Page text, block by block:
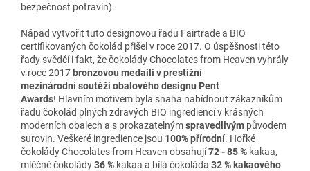
bezpečnost potravin).
Nápad vytvořit tuto designovou řadu Fairtrade a BIO
certifikovaných čokolád přišel v roce 2017. O úspěšnosti této
řady svědčí i fakt, že čokolády Chocolates from Heaven vyhrály
v roce 2017 bronzovou medaili v prestižní
mezinárodní soutěži obalového designu Pent
Awards! Hlavním motivem byla snaha nabídnout zákazníkům
řadu čokolád plných zdravých BIO ingrediencí v krásných
moderních obalech a s prokazatelnýmspravedlivým původem
surovin. Veškeré ingredience jsou 100% přírodní. Hořké
čokolády Chocolates from Heaven obsahují72 - 85 % kakaa,
mléčné čokolády36 % kakaa a bílá čokoláda 32 % kakaového